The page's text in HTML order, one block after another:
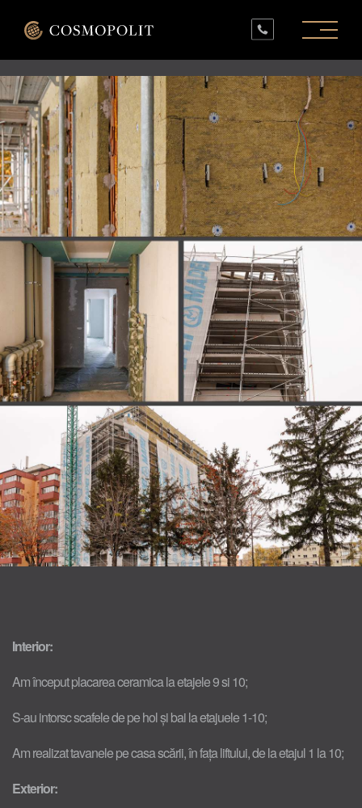
PROIECTE ÎN LUCRU
PROIECTE FINALIZATE
SPAȚII COMERCIALE
INFO
CONTACT
Interior:
Am început placarea ceramica la etajele 9 si 10;
S-au intorsc scafele de pe hol și bai la etajuele 1-10;
Am realizat tavanele pe casa scării, în fața liftului, de la etajul 1 la 10;
Exterior: